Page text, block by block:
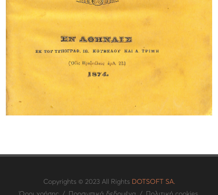
Copyrights © 2023 All Rights DOTSOFT SA.